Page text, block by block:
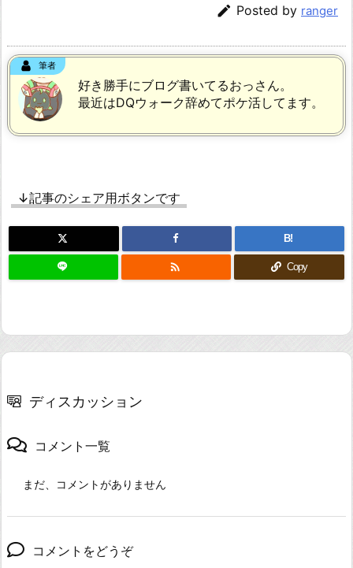
 Posted by ranger
筆者
好き勝手にブログ書いてるおっさん。
最近はDQウォーク辞めてポケ活してます。
↓記事のシェア用ボタンです
B!
 Copy
ディスカッション
コメント一覧
まだ、コメントがありません
コメントをどうぞ